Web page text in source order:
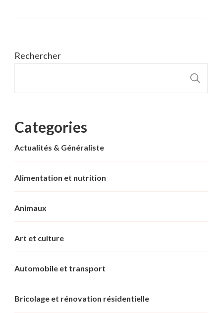
Rechercher
Categories
Actualités & Généraliste
Alimentation et nutrition
Animaux
Art et culture
Automobile et transport
Bricolage et rénovation résidentielle